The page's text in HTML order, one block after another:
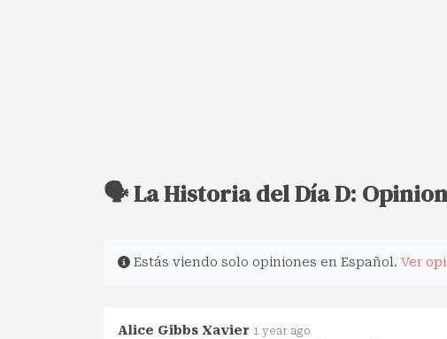
🗣️ La Historia del Día D:
Estás viendo solo opiniones en Español. Ver
Alice Gibbs Xavier 1 year ago